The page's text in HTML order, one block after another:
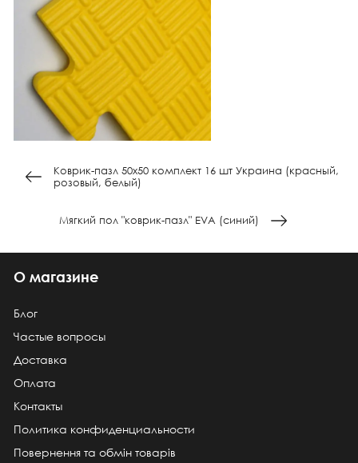
Коврик-пазл 50х50 комплект 16 шт Украина (красный,
розовый, белый)
Мягкий пол "коврик-пазл" EVA (синий)
О магазине
Блог
Частые вопросы
Доставка
Оплата
Контакты
Политика конфиденциальности
Повернення та обмін товарів